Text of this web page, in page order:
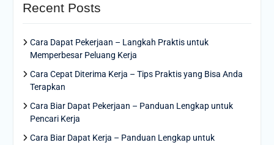
Recent Posts
Cara Dapat Pekerjaan – Langkah Praktis untuk
Memperbesar Peluang Kerja
Cara Cepat Diterima Kerja – Tips Praktis yang Bisa Anda
Terapkan
Cara Biar Dapat Pekerjaan – Panduan Lengkap untuk
Pencari Kerja
Cara Biar Dapat Kerja – Panduan Lengkap untuk